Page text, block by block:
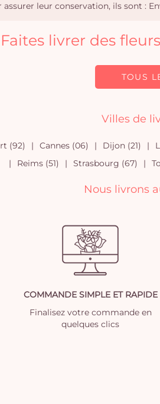
leur conservation, ils sont :
Faites livrer des
TOUS
Villes de
(92) Cannes (06) Dijon (21)
Reims (51)
Strasbourg (67)
Nous livrons
COMMANDE SIMPLE ET RAPIDE
Finalisez votre commande en
quelques clics